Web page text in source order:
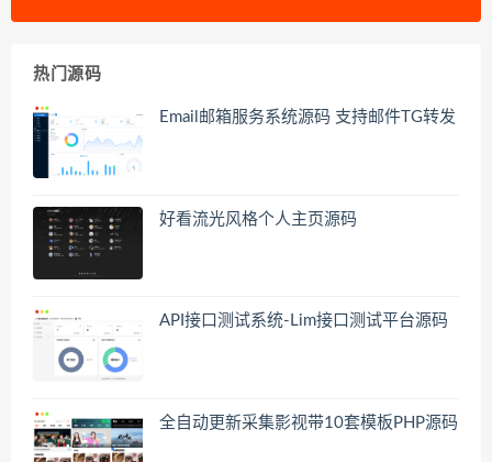
热门源码
Email邮箱服务系统源码 支持邮件TG转发
好看流光风格个人主页源码
API接口测试系统-Lim接口测试平台源码
全自动更新采集影视带10套模板PHP源码